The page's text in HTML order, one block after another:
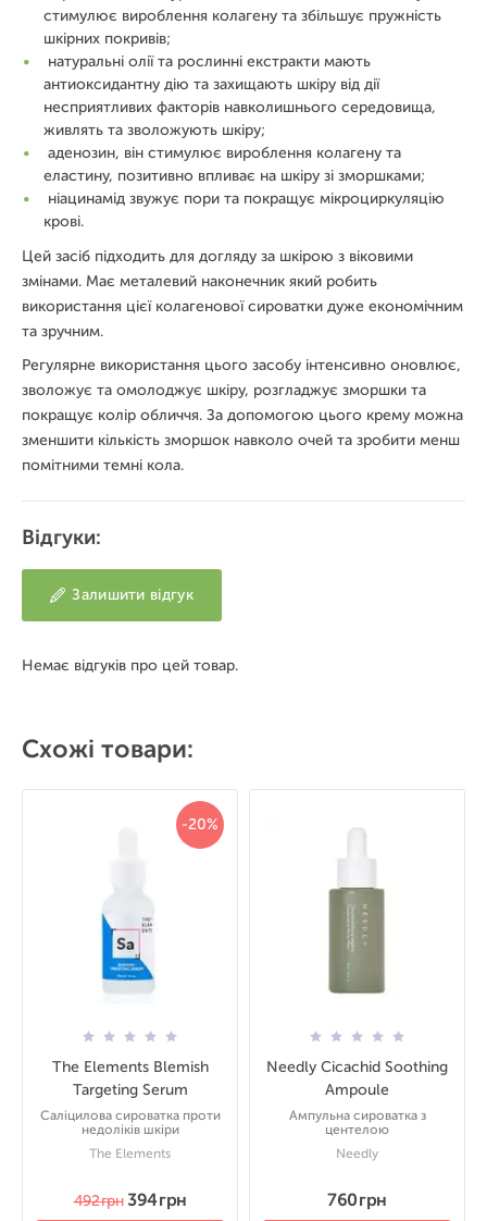
Схожі товари:
-20%
The Elements Blemish
Targeting Serum
Саліцилова сироватка проти
недоліків шкіри
The Elements
492 грн 394 грн
Needly Cicachid Soothing
Ampoule
Ампульна сироватка з
центелою
Needly
760 грн
стимулює вироблення колагену та збільшує пружність
шкірних покривів;
натуральні олії та рослинні екстракти мають
антиоксидантну дію та захищають шкіру від дії
несприятливих факторів навколишнього середовища,
живлять та зволожують шкіру;
аденозин, він стимулює вироблення колагену та
еластину, позитивно впливає на шкіру зі зморшками;
ніацинамід звужує пори та покращує мікроциркуляцію
крові.
Цей засіб підходить для догляду за шкірою з віковими
змінами. Має металевий наконечник який робить
використання цієї колагенової сироватки дуже економічним
та зручним.
Регулярне використання цього засобу інтенсивно оновлює,
зволожує та омолоджує шкіру, розгладжує зморшки та
покращує колір обличчя. За допомогою цього крему можна
зменшити кількість зморшок навколо очей та зробити менш
помітними темні кола.
Відгуки:
Залишити відгук
Немає відгуків про цей товар.